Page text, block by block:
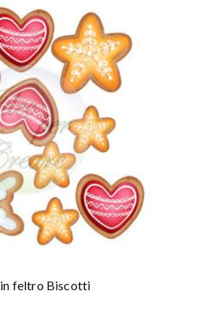
feltro Biscotti